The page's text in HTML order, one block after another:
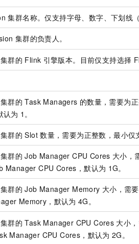
集群名称。仅支持字母、数字、下划线
集群的负责人。
集群的 Flink 引擎版本。目前仅支持选择
集群的 Task Managers 的数量，需要为
认为 1。
集群的 Slot 数量，需要为正整数，最小仅
集群的 Job Manager CPU Cores 大小，
Manager CPU Cores，默认为 1G。
集群的 Job Manager Memory 大小，需
Memory，默认为 4G。
集群的 Task Manager CPU Cores 大小
Manager CPU Cores，默认为 2G。